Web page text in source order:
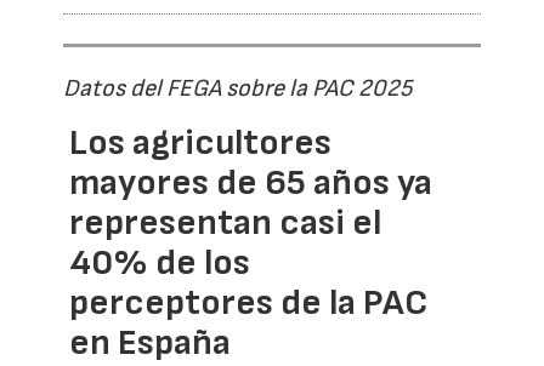
Datos del FEGA sobre la PAC 2025
Los agricultores
mayores de 65 años ya
representan casi el
40% de los
perceptores de la PAC
en España